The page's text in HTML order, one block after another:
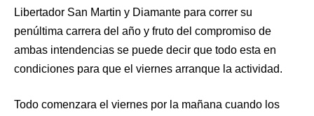
Libertador San Martin y Diamante para correr su
penúltima carrera del año y fruto del compromiso de
ambas intendencias se puede decir que todo esta en
condiciones para que el viernes arranque la actividad.
Todo comenzara el viernes por la mañana cuando los